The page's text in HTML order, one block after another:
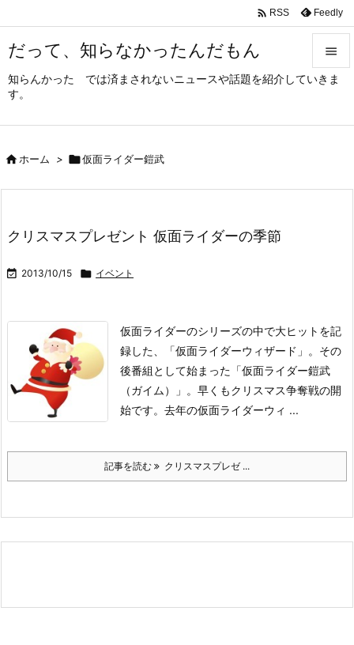
だって、知らなかったんだもん
知らんかった では済まされないニュースや話題を紹介していきま
す。



 RSS Feedly
ホーム > 仮面ライダー鎧武
クリスマスプレゼント 仮面ライダーの季節
 2013/10/15  イベント
仮面ライダーのシリーズの中で大ヒットを記
録した、
「仮面ライダーウィザード」。 その
後番組として始まった「仮面ライダー鎧武
（ガイム）」。 早くもクリスマス争奪戦の開
始です。 去年の仮面ライダーウィ ...
記事を読む クリスマスプレゼ ...